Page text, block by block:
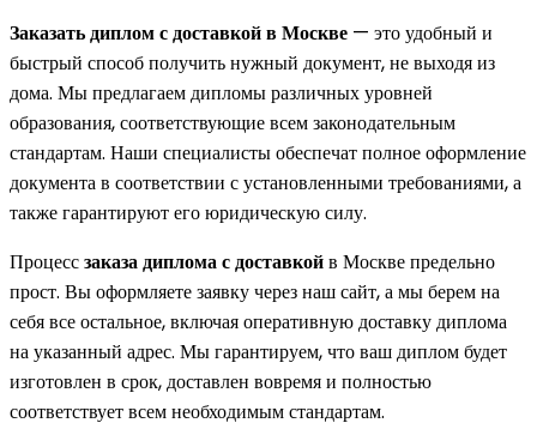
Заказать диплом с доставкой в Москве — это удобный и
быстрый способ получить нужный документ, не выходя из
дома. Мы предлагаем дипломы различных уровней
образования, соответствующие всем законодательным
стандартам. Наши специалисты обеспечат полное оформление
документа в соответствии с установленными требованиями, а
также гарантируют его юридическую силу.
Процессзаказа диплома с доставкойв Москве предельно
прост. Вы оформляете заявку через наш сайт, а мы берем на
себя все остальное, включая оперативную доставку диплома
на указанный адрес. Мы гарантируем, что ваш диплом будет
изготовлен в срок, доставлен вовремя и полностью
соответствует всем необходимым стандартам.